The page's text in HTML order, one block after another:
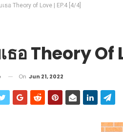
ธอ Theory of Love | EP.4 [4/4]
ธอ Theory Of
On Jun 21, 2022